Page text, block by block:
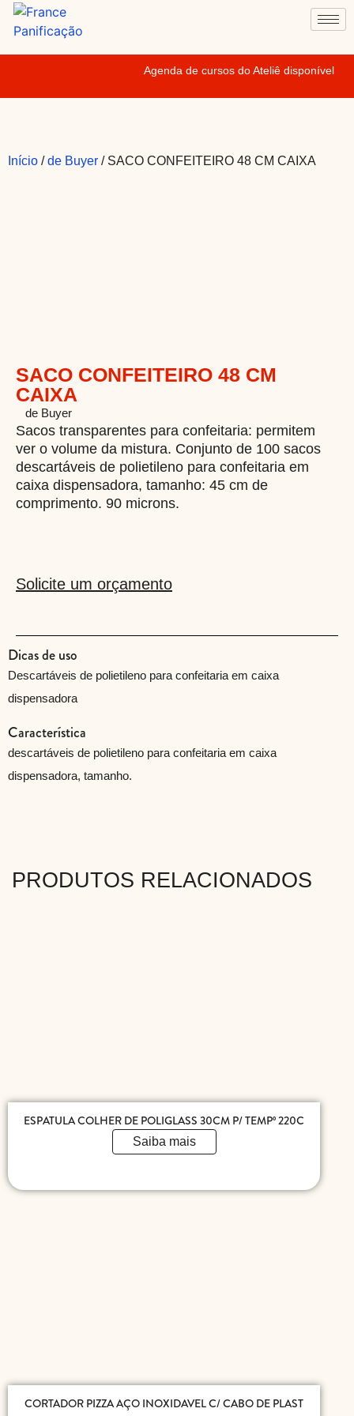
Agenda de cursos do Ateliê disponível
Início /de Buyer / SACO CONFEITEIRO 48 CM CAIXA
SACO CONFEITEIRO 48 CM
CAIXA
de Buyer
Sacos transparentes para confeitaria: permitem
ver o volume da mistura. Conjunto de 100 sacos
descartáveis ​​de polietileno para confeitaria em
caixa dispensadora, tamanho: 45 cm de
comprimento. 90 microns.
Solicite um orçamento
Dicas de uso
Descartáveis ​​de polietileno para confeitaria em caixa
dispensadora
Característica
descartáveis ​​de polietileno para confeitaria em caixa
dispensadora, tamanho.
PRODUTOS RELACIONADOS
ESPATULA COLHER DE POLIGLASS 30CM P/ TEMPº 220C
Saiba mais
CORTADOR PIZZA AÇO INOXIDAVEL C/ CABO DE PLAST